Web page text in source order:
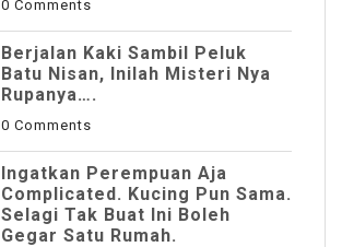
0 Comments
Berjalan Kaki Sambil Peluk
Batu Nisan, Inilah Misteri Nya
Rupanya….
0 Comments
Ingatkan Perempuan Aja
Complicated. Kucing Pun Sama.
Selagi Tak Buat Ini Boleh
Gegar Satu Rumah.